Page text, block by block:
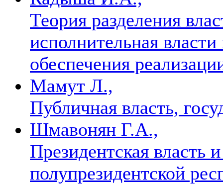
Теория разделения
исполнительная
обеспечения
Мамут Л.,
Публичная власть,
Шмавонян Г.А.,
Президентская власть
полупрезидентской